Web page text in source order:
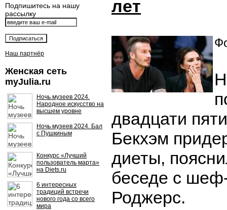
Подпишитесь на нашу
рассылку
Наш партнёр
Женская сеть
myJulia.ru
Ночь музеев 2024.
Народное искусство на
высшем уровне
Ночь музеев 2024. Бал
с Пушкиным
Конкурс «Лучший
пользователь марта»
на Diets.ru
6 интересных
традиций встречи
нового года со всего
мира
лет
двадцати
Бекхэм
диеты,
беседе с
Роджерс.